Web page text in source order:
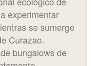
experimentar
se sumerge
Curazao.
bungalows de